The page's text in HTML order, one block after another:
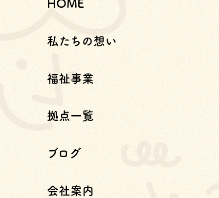
HOME
私たちの想い
福祉事業
拠点一覧
ブログ
会社案内